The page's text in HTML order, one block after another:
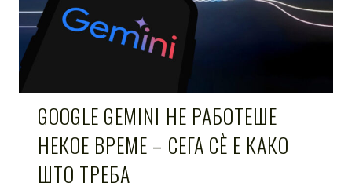
GOOGLE GEMINI НЕ РАБОТЕШЕ
НЕКОЕ ВРЕМЕ – СЕГА СÈ Е КАКО
ШТО ТРЕБА